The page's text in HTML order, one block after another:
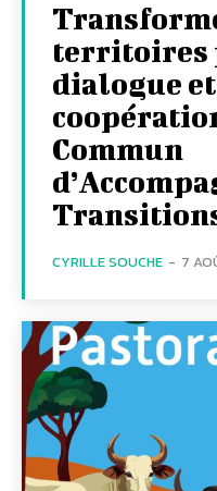
territoires
dialogue
Commun
CYRILLE SOUCHE - 7